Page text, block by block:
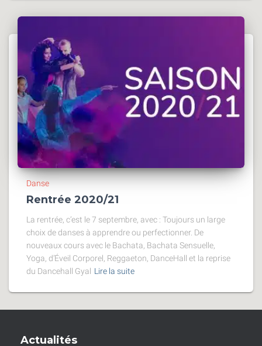
Danse
Rentrée 2020/21
La rentrée, c’est le 7 septembre, avec : Toujours un large
choix de danses à apprendre ou perfectionner. De
nouveaux cours avec le Bachata, Bachata Sensuelle,
Yoga, d’Éveil Corporel, Reggaeton, DanceHall et la reprise
du Dancehall Gyal Lire la suite
Actualités